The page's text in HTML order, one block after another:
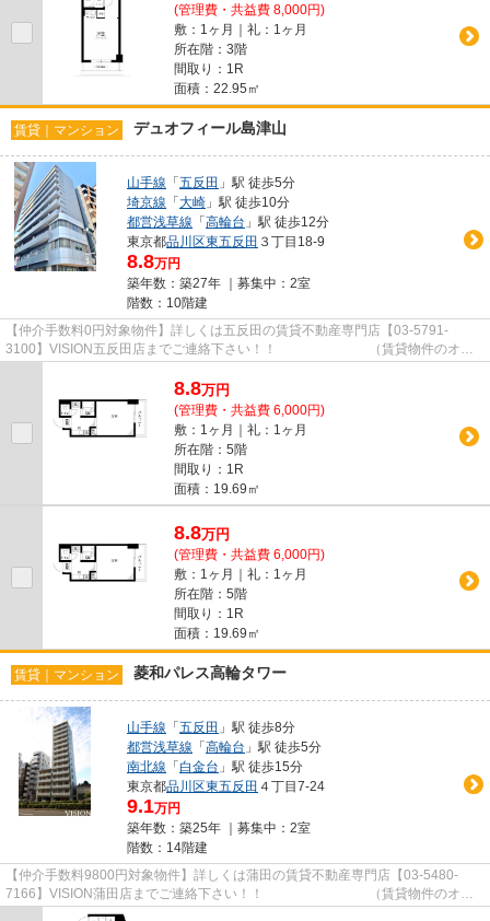
(管理費・共益費 8,000円)
敷：1ヶ月｜礼：1ヶ月
所在階：3階
間取り：1R
面積：22.95㎡
賃貸｜マンション デュオフィール島津山
山手線 「五反田 」駅 徒歩5分
埼京線 「大崎 」駅 徒歩10分
都営浅草線 「高輪台 」駅 徒歩12分
東京都品川区東五反田 ３丁目18-9
8.8万円
築年数：築27年 ｜募集中： 2室
階数：10階建
【仲介手数料0円対象物件】詳しくは五反田の賃貸不動産専門店【03-5791-
3100】VISION五反田店までご連絡下さい！！ （賃貸物件のオス
スメポイント）2駅利用可 3沿線以上...
8.8万円
(管理費・共益費 6,000円)
敷：1ヶ月｜礼：1ヶ月
所在階：5階
間取り：1R
面積：19.69㎡
8.8万円
(管理費・共益費 6,000円)
敷：1ヶ月｜礼：1ヶ月
所在階：5階
間取り：1R
面積：19.69㎡
賃貸｜マンション 菱和パレス高輪タワー
山手線 「五反田 」駅 徒歩8分
都営浅草線 「高輪台 」駅 徒歩5分
南北線 「白金台 」駅 徒歩15分
東京都品川区東五反田 ４丁目7-24
9.1万円
築年数：築25年 ｜募集中： 2室
階数：14階建
【仲介手数料9800円対象物件】詳しくは蒲田の賃貸不動産専門店【03-5480-
7166】VISION蒲田店までご連絡下さい！！ （賃貸物件のオス
スメポイント） 東南向き 2駅利用可...